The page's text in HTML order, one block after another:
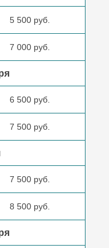
5 500 руб.
7 000 руб.
6 500 руб.
7 500 руб.
7 500 руб.
8 500 руб.